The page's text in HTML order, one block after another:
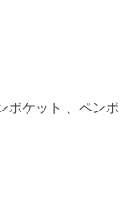
ポケット 、ペンポ